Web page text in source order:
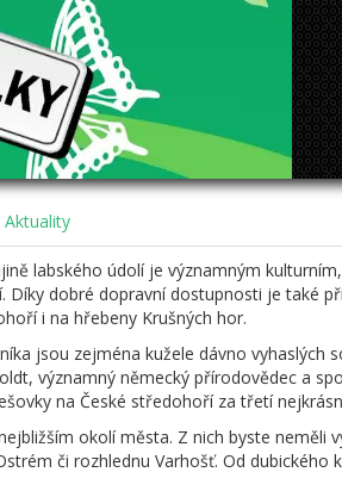
Aktuality
labského údolí je významným
dobré dopravní dostupnosti je také
i na hřebeny Krušných hor.
jsou zejména kužele dávno vyhaslých
významný německý přírodovědec a
na České středohoří za třetí
okolí města. Z nich byste neměli
či rozhlednu Varhošť. Od dubického